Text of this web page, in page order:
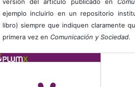
ejemplo incluirlo en un repositorio
libro) siempre que indiquen claramente
primera vez en Comunicación y Sociedad.